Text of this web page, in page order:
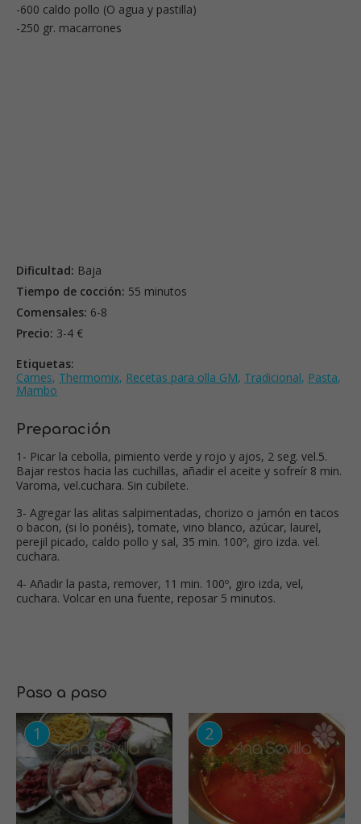
-600 caldo pollo (O agua y pastilla)
-250 gr. macarrones
Dificultad: Baja
Tiempo de cocción: 55 minutos
Comensales: 6-8
Precio: 3-4 €
Etiquetas:
Carnes, Thermomix, Recetas para olla GM, Tradicional, Pasta,
Mambo
Preparación
1- Picar la cebolla, pimiento verde y rojo y ajos, 2 seg. vel.5.
Bajar restos hacia las cuchillas, añadir el aceite y sofreír 8 min.
Varoma, vel.cuchara. Sin cubilete.
3- Agregar las alitas salpimentadas, chorizo o jamón en tacos
o bacon, (si lo ponéis), tomate, vino blanco, azúcar, laurel,
perejil picado, caldo pollo y sal, 35 min. 100º, giro izda. vel.
cuchara.
4- Añadir la pasta, remover, 11 min. 100º, giro izda, vel,
cuchara. Volcar en una fuente, reposar 5 minutos.
Paso a paso